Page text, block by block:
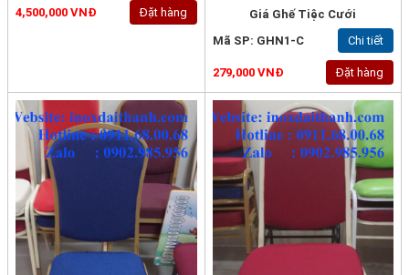
4,500,000 VNĐ Đặt hàng
Giá Ghế Tiệc Cưới
Mã SP: GHN1-C
Chi tiết
279,000 VNĐ Đặt hàng